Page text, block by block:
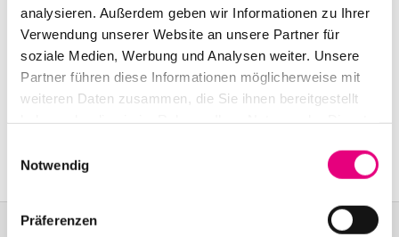
analysieren. Außerdem geben wir Informationen zu Ihrer
Verwendung unserer Website an unsere Partner für
soziale Medien, Werbung und Analysen weiter. Unsere
Partner führen diese Informationen möglicherweise mit
weiteren Daten zusammen, die Sie ihnen bereitgestellt
Notwendig
Präferenzen
Nationality: Germany, Germany
Karlstorbahnhof Cultural Center, Heidelberg:1Am
Karlstor, Heidelberg
Event Series: ChristofLauer & Jens Thomas